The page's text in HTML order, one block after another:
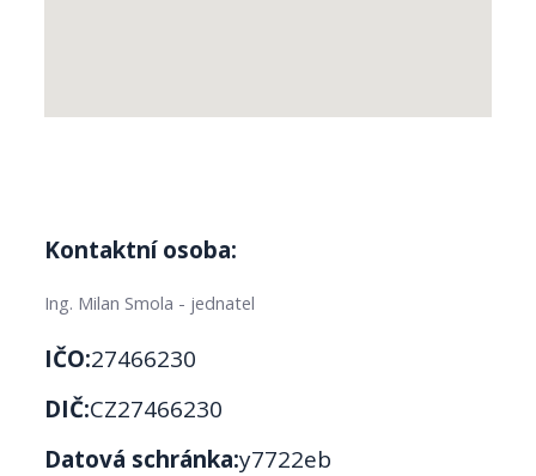
Kontaktní osoba:
Ing. Milan Smola - jednatel
IČO:27466230
DIČ:CZ27466230
Datová schránka:y7722eb